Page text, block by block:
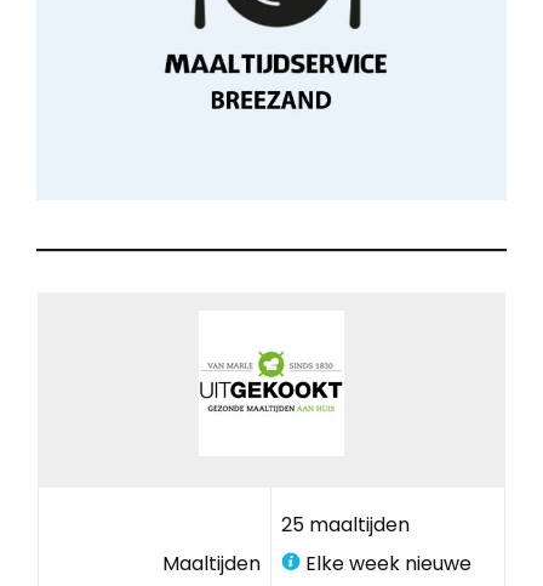
Maaltijden
25 maaltijden
Elke week nieuwe